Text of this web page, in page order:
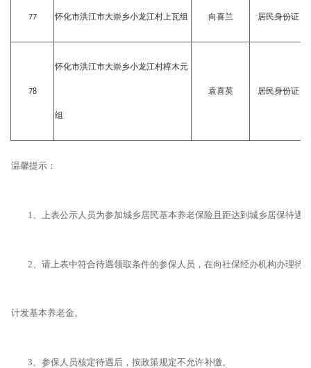
77 怀化市洪江市大崇乡小龙江村上瓦组 向喜兰 居民身份证
78
怀化市洪江市大崇乡小龙江村樟木元
组
袁喜英 居民身份证
温馨提示：
1、上表公示人员为参加城乡居民基本养老保险且距达到城乡居保待遇
2、请上表中符合待遇领取条件的参保人员，在向社保经办机构办理待
计发基本养老金。
3、参保人员核定待遇后，按政策规定不允许补缴。